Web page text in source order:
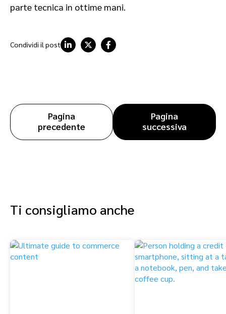
parte tecnica in ottime mani.
Condividi il post
Pagina
precedente
Pagina
successiva
Ti consigliamo anche